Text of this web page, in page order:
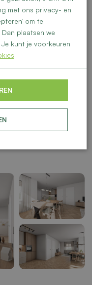
met ons privacy- en
om te
plaatsen we
kunt je voorkeuren